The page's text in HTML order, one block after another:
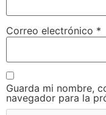
Correo electrónico *
Guarda mi nombre,
navegador para la